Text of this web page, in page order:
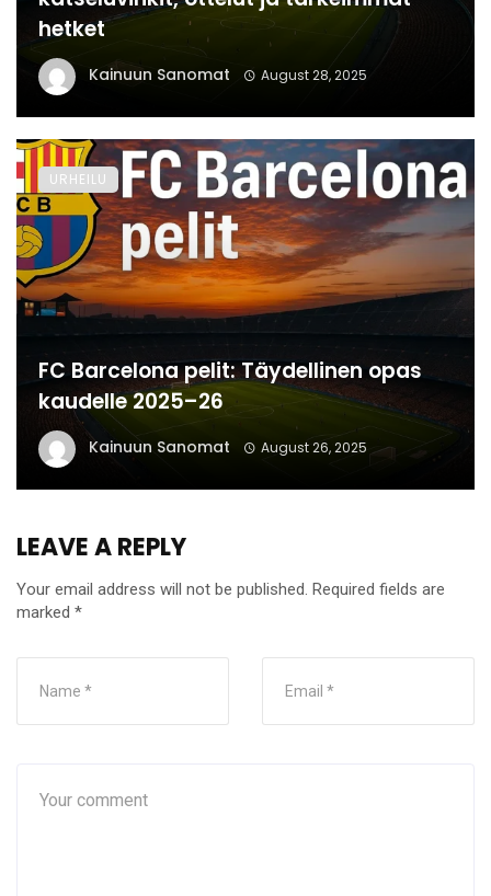
hetket
Kainuun Sanomat August 28, 2025
FC Barcelona pelit: Täydellinen opas
kaudelle 2025–26
Kainuun Sanomat August 26, 2025
URHEILU
LEAVE A REPLY
Your email address will not be published. Required fields are
marked *